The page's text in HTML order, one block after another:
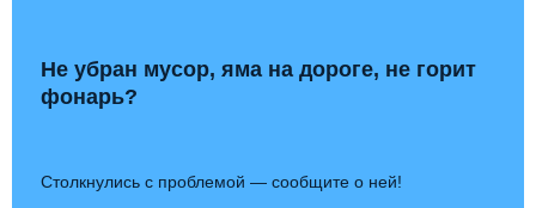
Не убран мусор, яма на дороге, не горит
фонарь?
Столкнулись с проблемой — сообщите о ней!